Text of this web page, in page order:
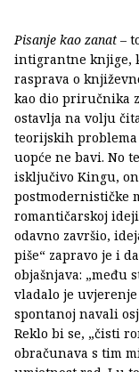
Pisanje kao zanat –
intigrantne knjige,
rasprava o
kao dio priručnika
ostavlja na volju
teorijskih
uopće ne bavi. No
isključivo Kingu,
postmodernističke
romantičarskoj
odavno završio,
piše“ zapravo je i
objašnjava: „među
vladalo je
spontanoj navali
Reklo bi se, „čisti
obračunava s tim